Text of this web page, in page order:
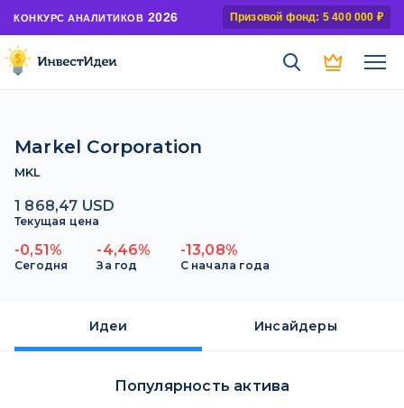
КОНКУРС АНАЛИТИКОВ 2026 Призовой фонд: 5 400 000 ₽
Markel Corporation
MKL
1 868,47 USD
Текущая цена
-0,51%
Сегодня
-4,46%
За год
-13,08%
С начала года
Идеи Инсайдеры
Популярность актива